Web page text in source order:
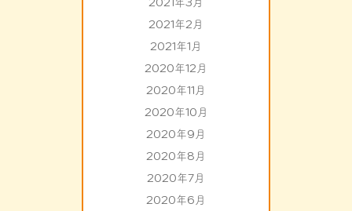
2021年2月
2021年1月
2020年12月
2020年11月
2020年10月
2020年9月
2020年8月
2020年7月
2020年6月